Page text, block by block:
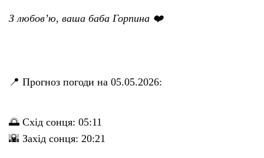
З любов’ю, ваша баба Горпина ❤️
📍 Прогноз погоди на 05.05.2026:
🌅 Схід сонця: 05:11
🌇 Захід сонця: 20:21